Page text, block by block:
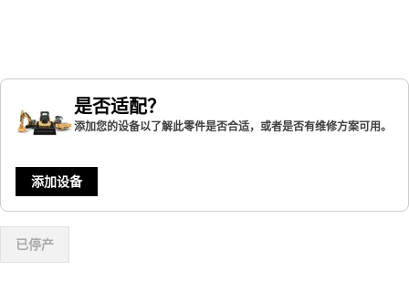
是否适配？
添加您的设备以了解此零件是否合适，或者是否有维修方案可用。
添加设备
已停产